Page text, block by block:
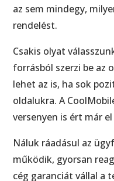
az sem mindegy,
rendelést.
Csakis olyat
forrásból szerzi be az
lehet az is, ha sok
oldalukra. A
versenyen is ért már
Náluk ráadásul az
működik, gyorsan
cég garanciát vállal a